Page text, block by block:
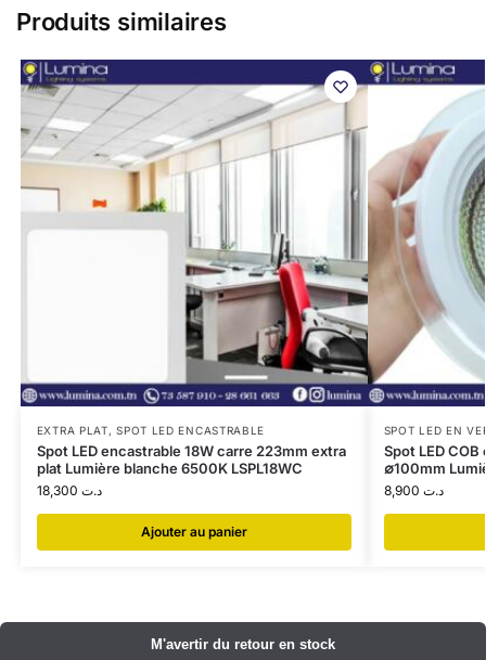
Produits similaires
EXTRA PLAT,SPOT LED ENCASTRABLE
Spot LED encastrable 18W carre 223mm extra
plat Lumière blanche 6500K LSPL18WC
د.ت
Ajouter au panier
SPOT LED EN
Spot LED
∅100mm
د.ت
​M'avertir du retour en stock